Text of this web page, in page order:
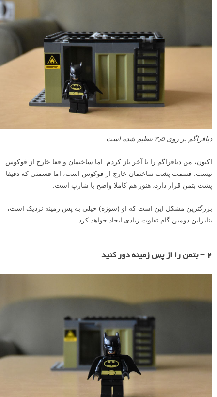
دیافراگم بر روی ۳٫۵ تنظیم شده است.
اکنون، من دیافراگم را تا آخر باز کردم. اما ساختمان واقعا خارج از فوکوس
نیست. قسمت پشت ساختمان خارج از فوکوس است، اما قسمتی که دقیقا
پشت بتمن قرار دارد، هنوز هم کاملا واضح یا شارپ است.
بزرگترین مشکل این است که او (سوژه) خیلی به پس زمینه نزدیک است،
بنابراین دومین گام تفاوت زیادی ایجاد خواهد کرد.
۲ – بتمن را از پس زمینه دور کنید